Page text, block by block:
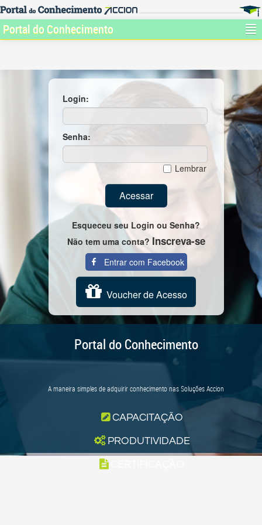
Portal do Conhecimento
Login:
Senha:
Lembrar
Acessar
Esqueceu seu Login ou Senha?
Não tem uma conta? Inscreva-se
Entrar com Facebook
Voucher de Acesso
Portal do Conhecimento
A maneira simples de adquirir conhecimento nas Soluções Accion
CAPACITAÇÃO
PRODUTIVIDADE
CERTIFICAÇÃO